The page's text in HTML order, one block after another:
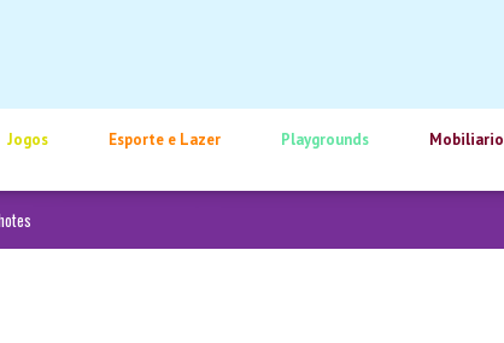
Jogos Esporte e Lazer Playgrounds Mobiliario